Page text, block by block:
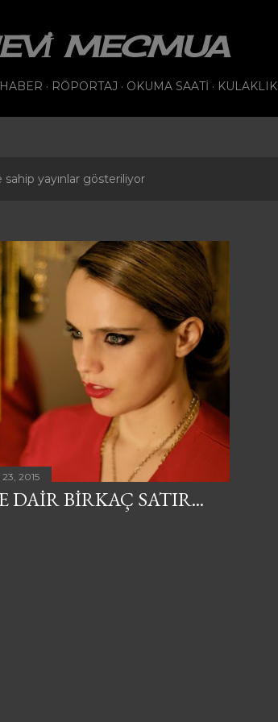
MECMUA
HABER RÖPORTAJ OKUMA SAATI KULAKLIK
yayınlar gösteriliyor
23, 2015
DAIR BIRKAÇ SATIR...